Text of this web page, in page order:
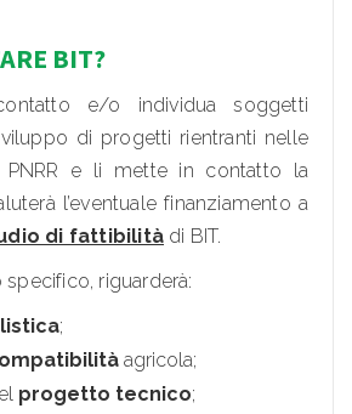
BIT?
e/o individua soggetti
di progetti rientranti nelle
PNRR e li mette in contatto la
l’eventuale finanziamento a
di fattibilità di BIT.
specifico, riguarderà:
;
agricola;
progetto tecnico;